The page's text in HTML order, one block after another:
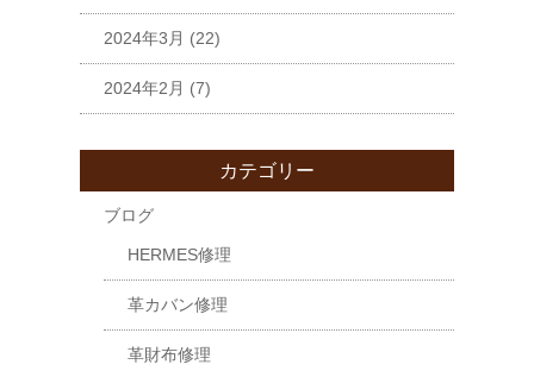
2024年3月 (22)
2024年2月 (7)
カテゴリー
ブログ
HERMES修理
革カバン修理
革財布修理